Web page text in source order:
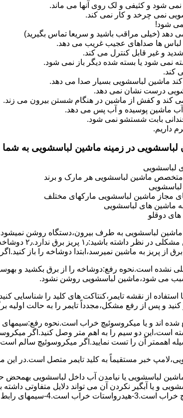
شود و کثیفی و لک روی آنها می ماند.
نمی چرخد و کار نمی کند.
شود!
دهد (خیلی مراقب باشید و سریعا تماس بگیرید)
ها صداهای عجیب غریب می دهد.
و غیر قابل کنترل می کند.
نمی شود یا بسته شده دیگر باز نمی شود.
کند.
ماشین لباسشویی بسیار صدا می دهد.
درست نشان نمی دهد.
کند و کفش از ماشین در هنگام شستن بیرون می زند.
آب ماشین پوسیده و آب پس می دهد.
چندانی بابت شستشو نمی شود.
داریم.
لباسشویی در زمینه ماشین لباسشویی به
لباسشویی
متخصص ماشین لباسشویی هر مارک و برند
مجاز ماشین لباسشویی مارکهای مختلف
ماشین های لباسشویی
دوقلو
ﺗﺎﯾﻤﺮ ماشین لباسشویی به طرف ﺑﯿﺮون،دستگاه روﺷﻦ
بعنوان
از ﭘﺮﯾﺰ ﺑﻪ ﻣﺎﺷﯿﻦ نمیرسد،اﺑﺘﺪا دوشاخه را باز
اﺻﻠﯽ ﻧﺸﺪه است.نحوه رﻓﻊ:دوشاخه را از ﺑﺮق بکشید و
می شود،ﻣﺎﺷﯿﻦ لباسشویی روﺷﻦ نشود.
اﺳﺘﻔﺎده از ﻧﻘﺸﻪ ﺗﺎﯾﻤﺮ،ﮐﻨﺘﺎﮐﺖ ﻫﺎی ﮐﻠﯿﺪ را
و ﭘﺲ از رﻓﻊ مشکل،مجدداً ﺗﺎﯾﻤﺮ را به حالت اوﻟﯿﻪ
شده اند و ﯾﺎ ﻣﯿﮑﺮوﺳﻮﺋﯿﭻ ﺧﺮاب اﺳﺖ.نحوه
اﺳﺖ،اﯾﻦ دو ﺳﯿﻢ را ﺑﻪ اﻫﻢ ﻣﺘﺮ وصل کنید.اﮔﺮ
اهممتر آن را ﺗﺴﺖ ﻧﻤﺎﯾﯿﺪ.اﮔﺮ ﻣﯿﮑﺮوﺳﻮﺋﯿﭻ ﺳﺎﻟﻢ
ﺧﺒﺮ مستقیماً ﺑﻪ ﮐﻠﯿﺪ ﺗﺎﯾﻤﺮ ﻣﺘﺼﻞ اﺳﺖ.در
ماشین لباسشویی یا نیامدن آب داخل لباسشویی